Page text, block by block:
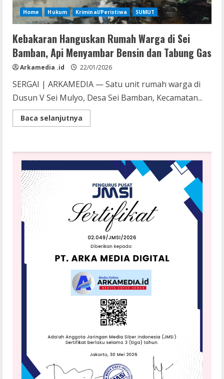
Home Hukum Kriminal/Peristiwa SUMUT
Kebakaran Hanguskan Rumah Warga di Sei
Bamban, Api Menyambar Bensin dan Tabung Gas
Arkamedia .id 22/01/2026
SERGAI | ARKAMEDIA — Satu unit rumah warga di
Dusun V Sei Mulyo, Desa Sei Bamban, Kecamatan...
Baca selanjutnya
more
Rumah
Warga
Sei
Api
Menyambar
Bensin
dan
Tabung
Gas